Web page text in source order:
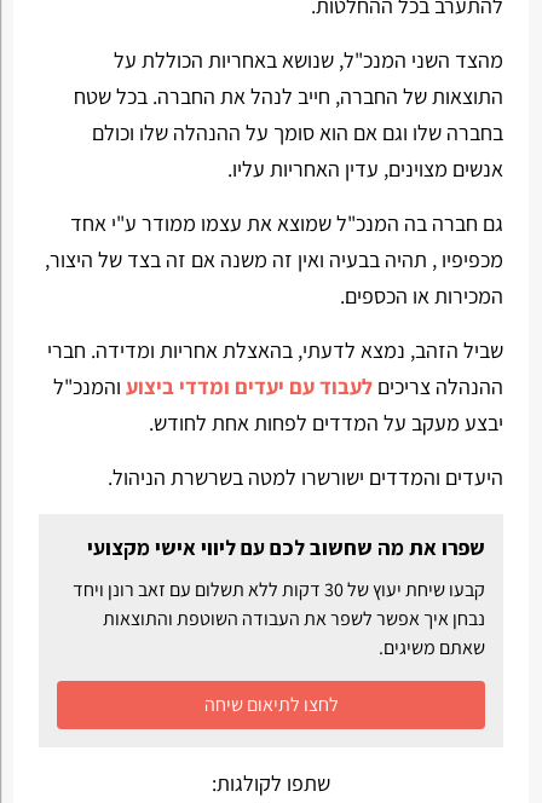
מהצד השני המנכ"ל, שנושא באחריות הכוללת על
התוצאות של החברה, חייב לנהל את החברה. בכל שטח
בחברה שלו וגם אם הוא סומך על ההנהלה שלו וכולם
אנשים מצוינים, עדין האחריות עליו.
גם חברה בה המנכ"ל שמוצא את עצמו ממודר ע"י אחד
מכפיפיו , תהיה בבעיה ואין זה משנה אם זה בצד של היצור,
המכירות או הכספים.
שביל הזהב, נמצא לדעתי, בהאצלת אחריות ומדידה. חברי
ההנהלה צריכים לעבוד עם יעדים ומדדי ביצועוהמנכ"ל
יבצע מעקב על המדדים לפחות אחת לחודש.
היעדים והמדדים ישורשרו למטה בשרשרת הניהול.
שפרו את מה שחשוב לכם עם ליווי אישי מקצועי
קבעו שיחת יעוץ של 30 דקות ללא תשלום עם זאב רונן ויחד
נבחן איך אפשר לשפר את העבודה השוטפת והתוצאות
שאתם משיגים.
לחצו לתיאום שיחה
שתפו לקולגות: